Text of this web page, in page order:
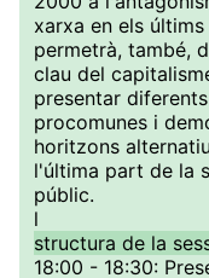
xarxa en els
permetrà, també,
clau del
presentar
procomunes i
horitzons
l'última part de la
públic.
l
structura de la
18:00 - 18:30: